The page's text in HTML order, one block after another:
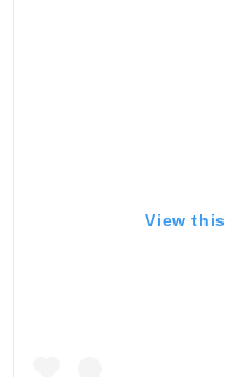
View this